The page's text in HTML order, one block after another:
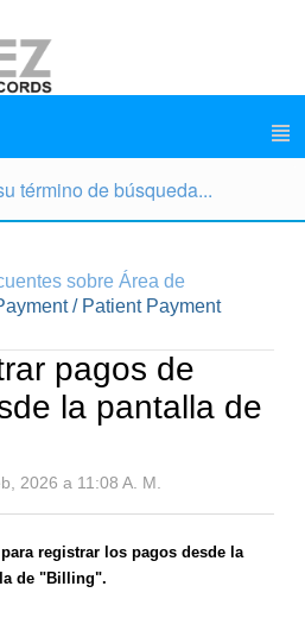
sobre Área de
/ Patient Payment
pagos de
la pantalla de
2026 a 11:08 A. M.
registrar los pagos desde la
de "Billing".